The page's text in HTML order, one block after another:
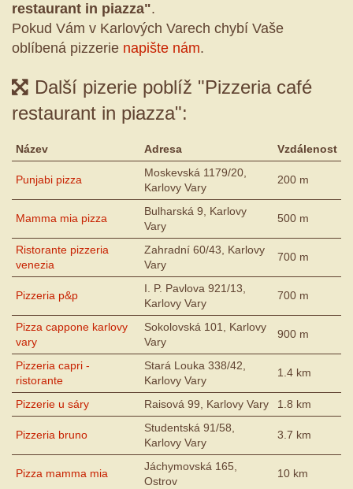
restaurant in piazza".
Pokud Vám v Karlových Varech chybí Vaše
oblíbená pizzerie napište nám.
Další pizerie poblíž "Pizzeria café
restaurant in piazza":
Název Adresa Vzdálenost
Punjabi pizza
Moskevská 1179/20,
Karlovy Vary
200 m
Mamma mia pizza
Bulharská 9, Karlovy
Vary
500 m
Ristorante pizzeria
venezia
Zahradní 60/43, Karlovy
Vary
700 m
Pizzeria p&p
I. P. Pavlova 921/13,
Karlovy Vary
700 m
Pizza cappone karlovy
vary
Sokolovská 101, Karlovy
Vary
900 m
Pizzeria capri -
ristorante
Stará Louka 338/42,
Karlovy Vary
1.4 km
Pizzerie u sáry Raisová 99, Karlovy Vary 1.8 km
Pizzeria bruno
Studentská 91/58,
Karlovy Vary
3.7 km
Pizza mamma mia
Jáchymovská 165,
Ostrov
10 km